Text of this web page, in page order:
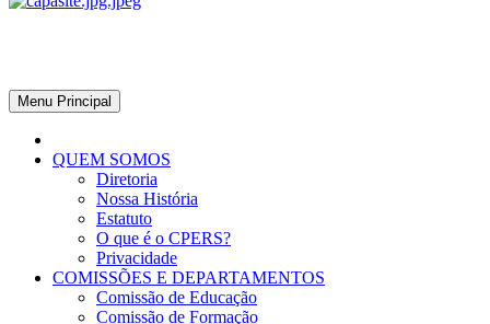
Menu Principal
QUEM SOMOS
Diretoria
Nossa História
Estatuto
O que é o CPERS?
Privacidade
COMISSÕES E DEPARTAMENTOS
Comissão de Educação
Comissão de Formação